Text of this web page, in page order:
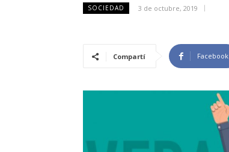
SOCIEDAD 3 de octubre, 2019
Compartí Facebook